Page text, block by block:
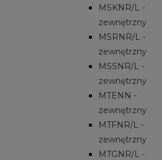
MSKNR/L -
zewnętrzny
MSRNR/L -
zewnętrzny
MSSNR/L -
zewnętrzny
MTENN -
zewnętrzny
MTFNR/L -
zewnętrzny
MTGNR/L -